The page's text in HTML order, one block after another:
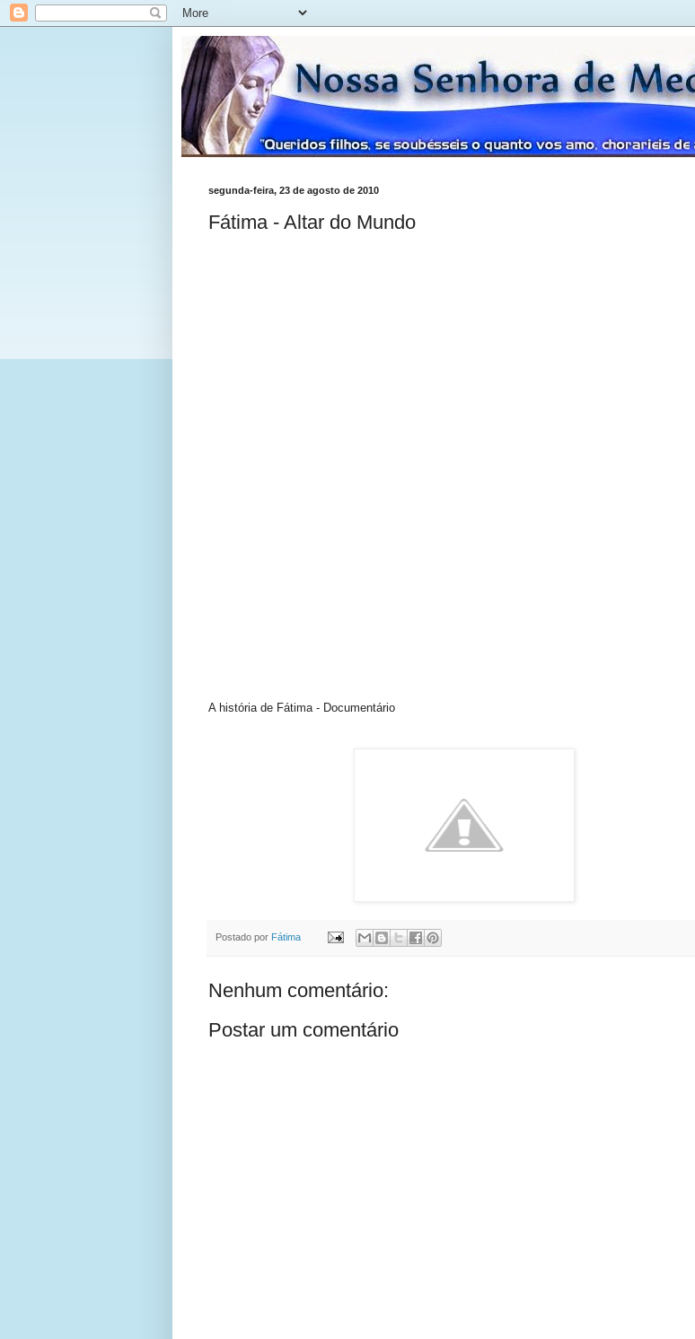
segunda-feira, 23 de agosto de 2010
Fátima - Altar do Mundo
A história de Fátima - Documentário
Postado por Fátima
Nenhum comentário:
Postar um comentário